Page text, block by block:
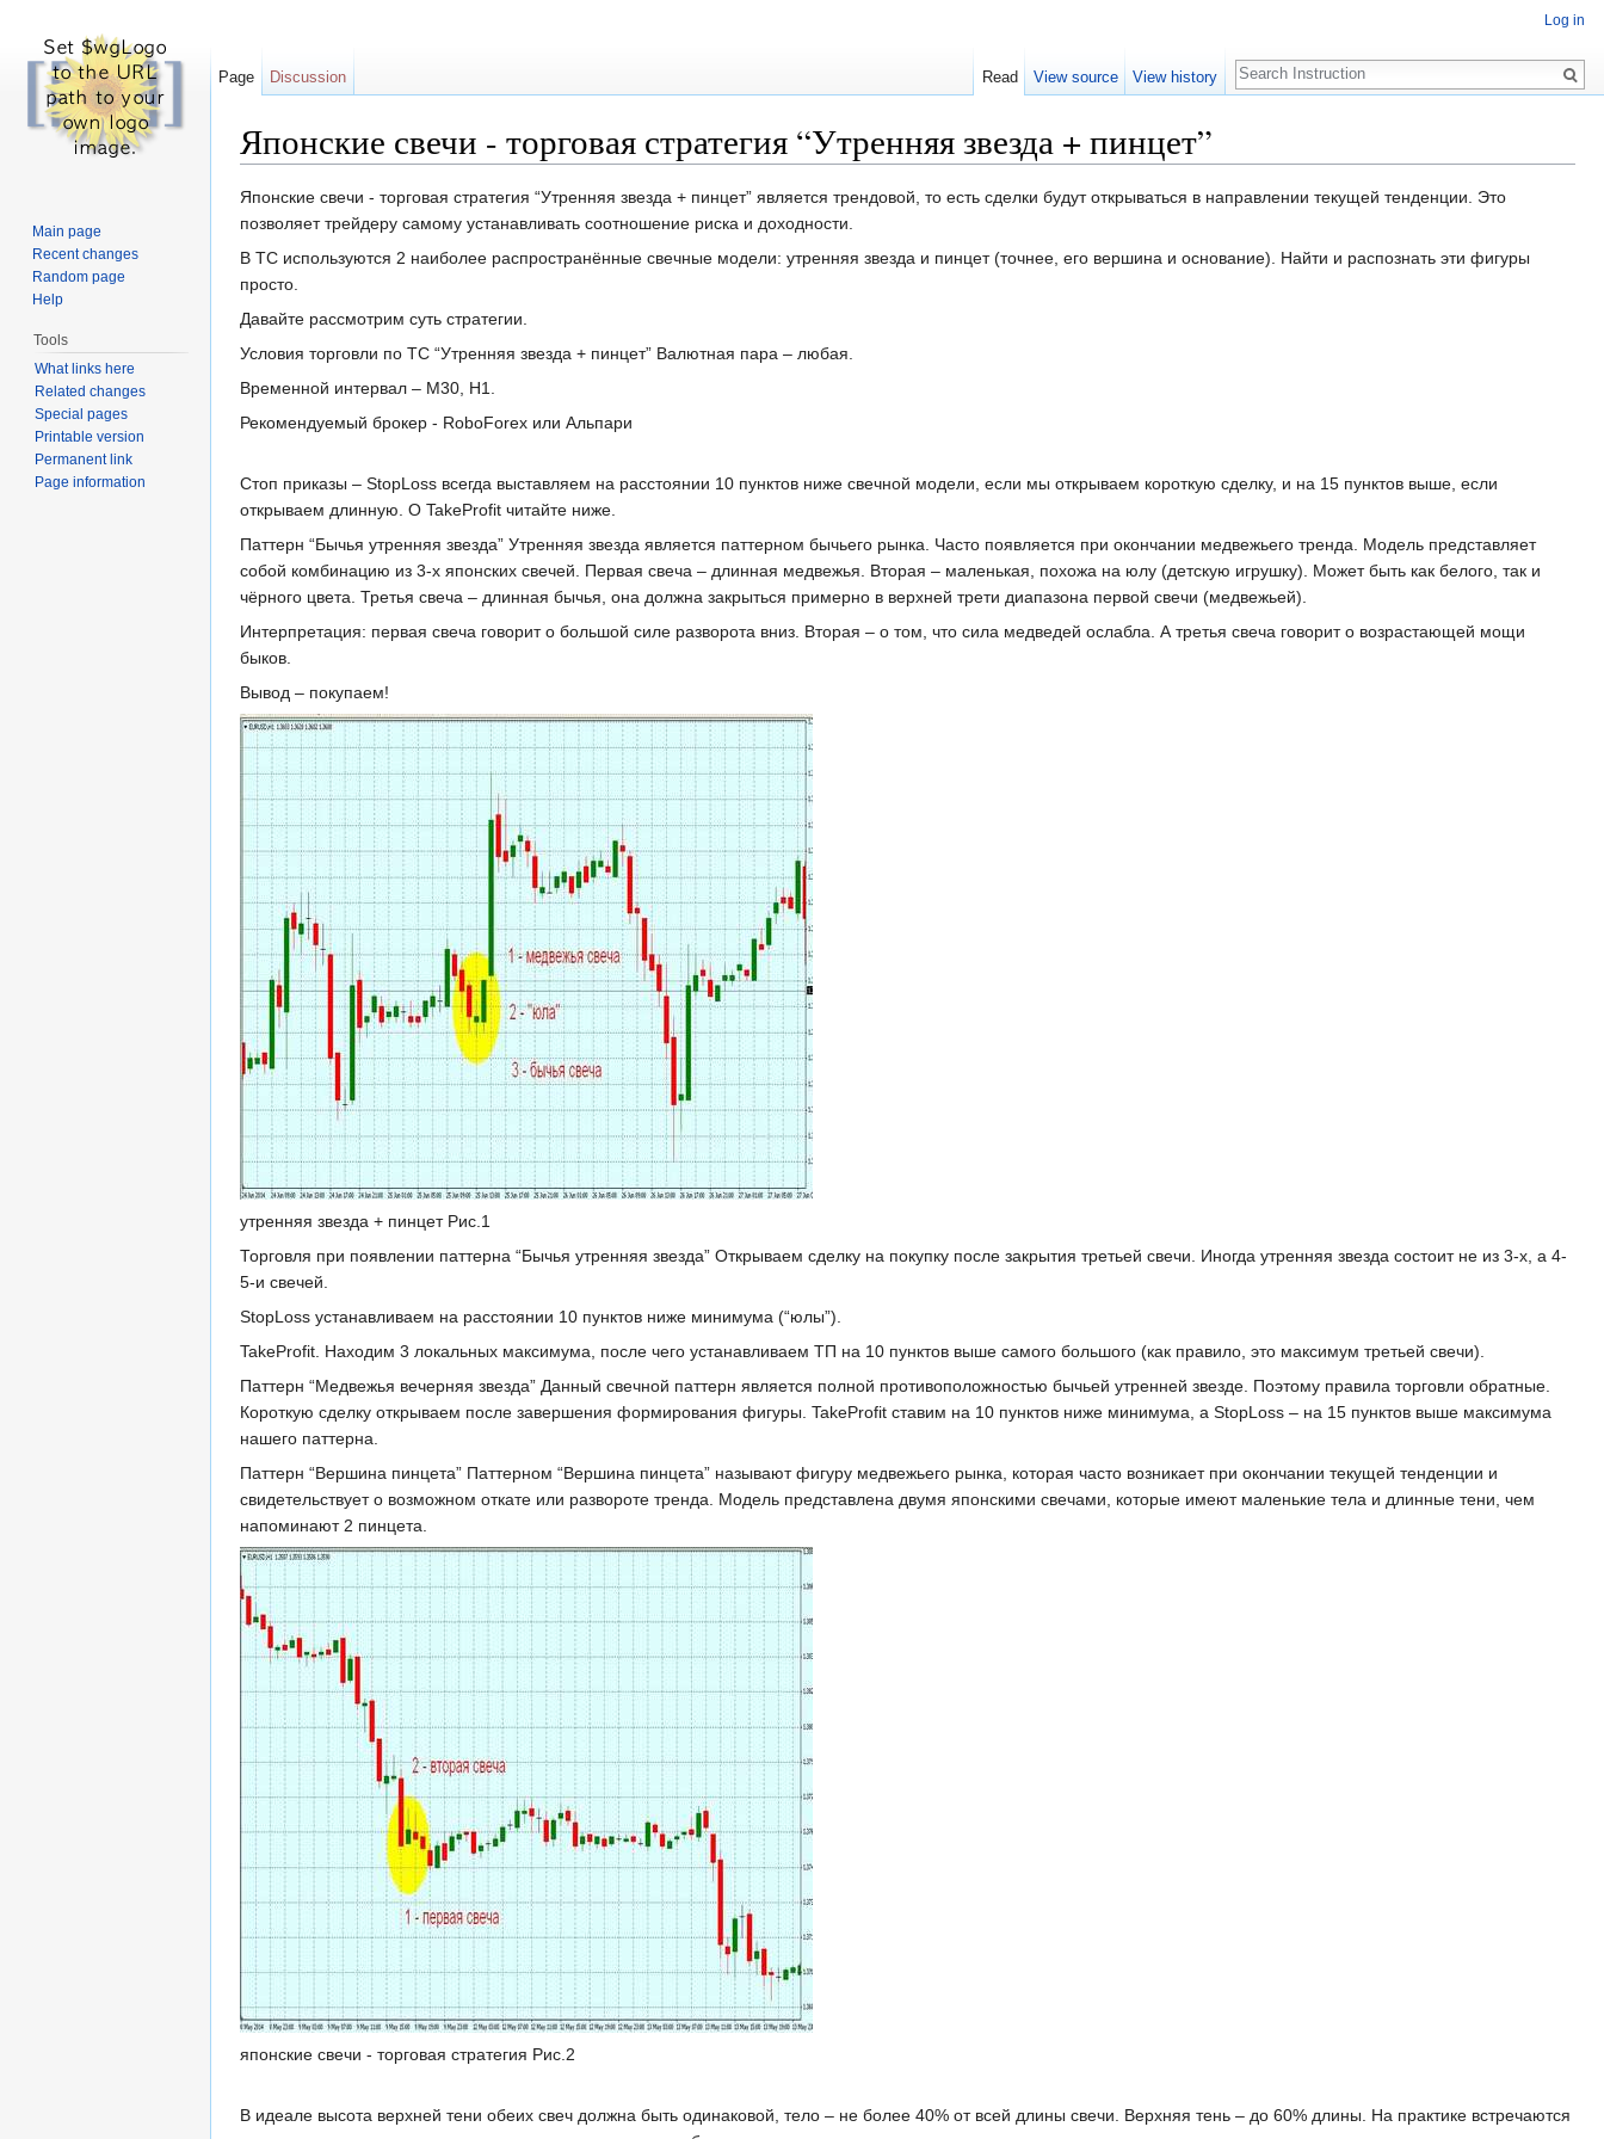
Японские свечи - торговая стратегия “Утренняя звезда + пинцет”
Японские свечи - торговая стратегия “Утренняя звезда + пинцет” является трендовой, то есть сделки будут открываться в направлении текущей тенденции. Это
позволяет трейдеру самому устанавливать соотношение риска и доходности.
В ТС используются 2 наиболее распространённые свечные модели: утренняя звезда и пинцет (точнее, его вершина и основание). Найти и распознать эти фигуры
просто.
Давайте рассмотрим суть стратегии.
Условия торговли по ТС “Утренняя звезда + пинцет” Валютная пара – любая.
Временной интервал – М30, Н1.
Рекомендуемый брокер - RoboForex или Альпари
Стоп приказы – StopLoss всегда выставляем на расстоянии 10 пунктов ниже свечной модели, если мы открываем короткую сделку, и на 15 пунктов выше, если
открываем длинную. О TakeProfit читайте ниже.
Паттерн “Бычья утренняя звезда” Утренняя звезда является паттерном бычьего рынка. Часто появляется при окончании медвежьего тренда. Модель представляет
собой комбинацию из 3-х японских свечей. Первая свеча – длинная медвежья. Вторая – маленькая, похожа на юлу (детскую игрушку). Может быть как белого, так и
чёрного цвета. Третья свеча – длинная бычья, она должна закрыться примерно в верхней трети диапазона первой свечи (медвежьей).
Интерпретация: первая свеча говорит о большой силе разворота вниз. Вторая – о том, что сила медведей ослабла. А третья свеча говорит о возрастающей мощи
быков.
Вывод – покупаем!
утренняя звезда + пинцет Рис.1
Торговля при появлении паттерна “Бычья утренняя звезда” Открываем сделку на покупку после закрытия третьей свечи. Иногда утренняя звезда состоит не из 3-х, а 4-
5-и свечей.
StopLoss устанавливаем на расстоянии 10 пунктов ниже минимума (“юлы”).
TakeProfit. Находим 3 локальных максимума, после чего устанавливаем ТП на 10 пунктов выше самого большого (как правило, это максимум третьей свечи).
Паттерн “Медвежья вечерняя звезда” Данный свечной паттерн является полной противоположностью бычьей утренней звезде. Поэтому правила торговли обратные.
Короткую сделку открываем после завершения формирования фигуры. TakeProfit ставим на 10 пунктов ниже минимума, а StopLoss – на 15 пунктов выше максимума
нашего паттерна.
Паттерн “Вершина пинцета” Паттерном “Вершина пинцета” называют фигуру медвежьего рынка, которая часто возникает при окончании текущей тенденции и
свидетельствует о возможном откате или развороте тренда. Модель представлена двумя японскими свечами, которые имеют маленькие тела и длинные тени, чем
напоминают 2 пинцета.
японские свечи - торговая стратегия Рис.2
В идеале высота верхней тени обеих свеч должна быть одинаковой, тело – не более 40% от всей длины свечи. Верхняя тень – до 60% длины. На практике встречаются
Log in
Page Discussion Read View source View history
Search
Main page
Recent changes
Random page
Help
Tools
What links here
Related changes
Special pages
Printable version
Permanent link
Page information